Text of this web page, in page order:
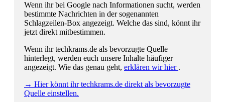
Wenn ihr bei Google nach Informationen sucht, werden
bestimmte Nachrichten in der sogenannten
Schlagzeilen-Box angezeigt. Welche das sind, könnt ihr
jetzt direkt mitbestimmen.
Wenn ihr techkrams.de als bevorzugte Quelle
hinterlegt, werden euch unsere Inhalte häufiger
angezeigt. Wie das genau geht, erklären wir hier .
→ Hier könnt ihr techkrams.de direkt als bevorzugte
Quelle einstellen.